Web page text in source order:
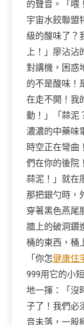
的聲音。「喂
宇宙水餃聯盟
級的酸味了？
上！」廖沾
對講機，困惑
的不是酸味！
在走不開！我
動！」「蒜泥
濃濃的中藥味
時空正在彎曲
們在你的後院
蒜泥！」就在
那把銀勺時，
穿著黑色燕尾
牆上的破洞鑽
桶的東西，桶
「你怎健康住
999用它的小
地一揮：「沒
子了！我們必
音未落，一股